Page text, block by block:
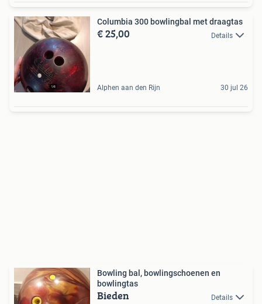
Columbia 300 bowlingbal met draagtas
€ 25,00 Details
Alphen aan den Rijn 30 jul 26
Bowling bal, bowlingschoenen en
bowlingtas
Bieden Details